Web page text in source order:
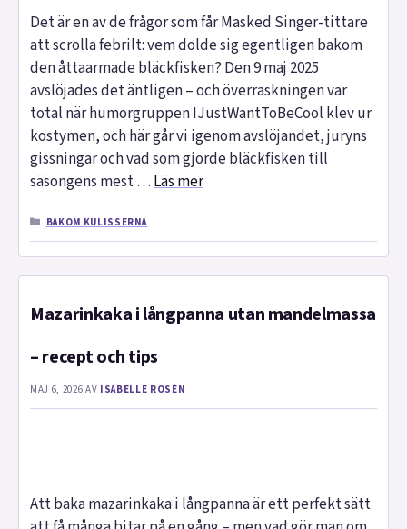
Det är en av de frågor som får Masked Singer-tittare
att scrolla febrilt: vem dolde sig egentligen bakom
den åttaarmade bläckfisken? Den 9 maj 2025
avslöjades det äntligen – och överraskningen var
total när humorgruppen IJustWantToBeCool klev ur
kostymen, och här går vi igenom avslöjandet, juryns
gissningar och vad som gjorde bläckfisken till
säsongens mest … Läs mer
KATEGORIER
BAKOM KULISSERNA
Mazarinkaka i långpanna utan mandelmassa
– recept och tips
MAJ 6, 2026 AV ISABELLE ROSÉN
Att baka mazarinkaka i långpanna är ett perfekt sätt